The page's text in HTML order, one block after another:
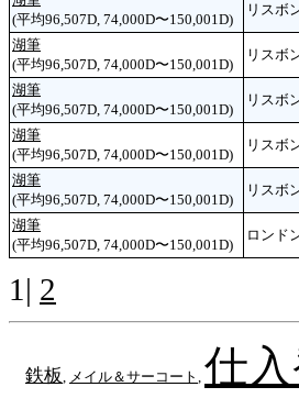
(平均96,507D, 74,000D〜150,001D)
リスボ
湖筆
(平均96,507D, 74,000D〜150,001D)
リスボ
湖筆
(平均96,507D, 74,000D〜150,001D)
リスボ
湖筆
(平均96,507D, 74,000D〜150,001D)
リスボ
湖筆
(平均96,507D, 74,000D〜150,001D)
リスボ
湖筆
(平均96,507D, 74,000D〜150,001D)
ロンド
1| 2
鉄板 メイル＆サーコート 仕